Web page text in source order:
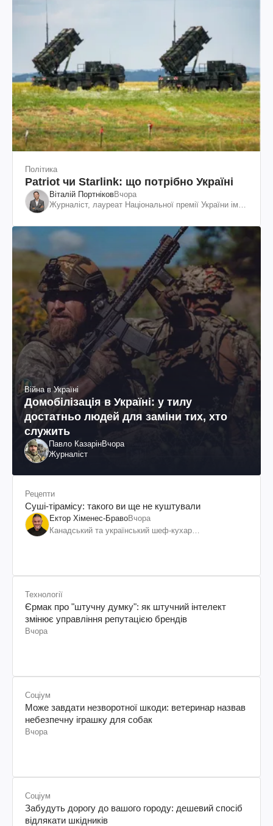
Політика
Patriot чи Starlink: що потрібно Україні
Віталій ПортніковВчора
Журналіст, лауреат Національної премії України ім.
Війна в Україні
Домобілізація в Україні: у тилу
достатньо людей для заміни тих, хто
служить
Павло КазарінВчора
Журналіст
Рецепти
Суші-тірамісу: такого ви ще не куштували
Ектор Хіменес-БравоВчора
Канадський та український шеф-кухар
Технології
Єрмак про "штучну думку": як штучний інтелект
змінює управління репутацією брендів
Вчора
Соціум
Може завдати незворотної шкоди: ветеринар назвав
небезпечну іграшку для собак
Вчора
Соціум
Забудуть дорогу до вашого городу: дешевий спосіб
відлякати шкідників